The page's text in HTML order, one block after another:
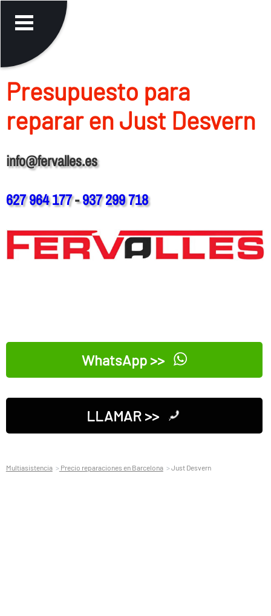
Presupuesto para
reparar en Just Desvern
info@fervalles.es
627 964 177-937 299 718
WhatsApp >>
LLAMAR >>
Multiasistencia Precio reparaciones en Barcelona Just Desvern